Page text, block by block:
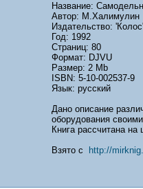
Название:
Автор: М.Халимулин
Издательство: 'Колос'
Год: 1992
Страниц: 80
Формат: DJVU
Размер: 2 Mb
ISBN: 5-10-002537-9
Язык: русский
Дано описание
оборудования
Книга рассчитана на
Взято с
http://